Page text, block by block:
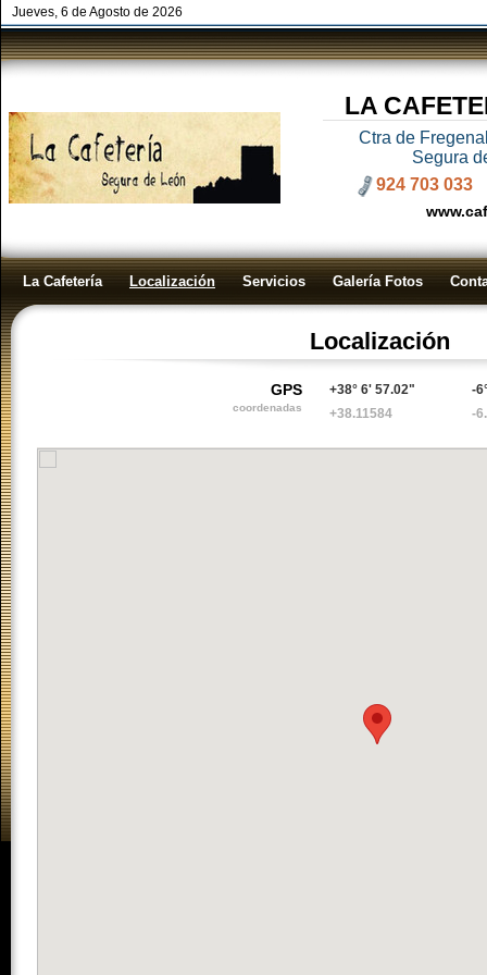
Jueves, 6 de Agosto de 2026
LA
Ctra de
Segura
924 703 033
La Cafetería Localización Servicios Galería Fotos